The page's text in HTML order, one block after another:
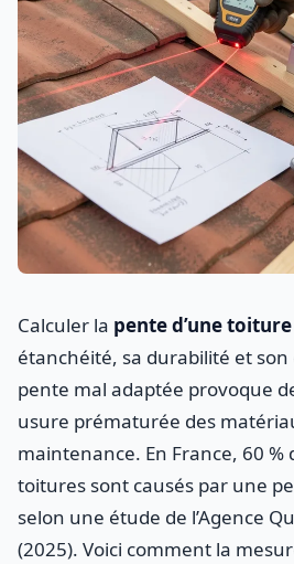
Calculer la pente d’une toiture
étanchéité, sa durabilité et
pente mal adaptée provoque
usure prématurée des
maintenance. En France, 60 %
toitures sont causés par une
selon une étude de l’Agence
(2025). Voici comment la